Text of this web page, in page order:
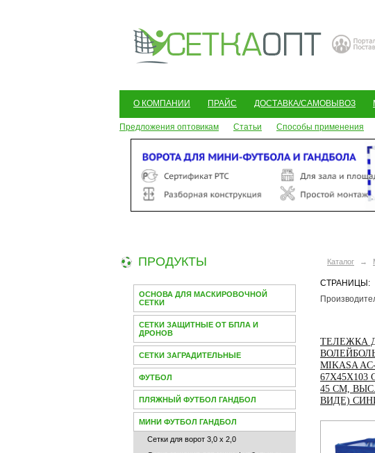
О КОМПАНИИ ПРАЙС ДОСТАВКА/САМОВЫВОЗ
Предложения оптовикам Статьи Способы применения
ПРОДУКТЫ
ОСНОВА ДЛЯ МАСКИРОВОЧНОЙ
СЕТКИ
СЕТКИ ЗАЩИТНЫЕ ОТ БПЛА И
ДРОНОВ
СЕТКИ ЗАГРАДИТЕЛЬНЫЕ
ФУТБОЛ
ПЛЯЖНЫЙ ФУТБОЛ ГАНДБОЛ
МИНИ ФУТБОЛ ГАНДБОЛ
Сетки для ворот 3,0 х 2,0
Каталог →
СТРАНИЦЫ:
ТЕЛЕЖКА
MIKASA
45 СМ,
ВИДЕ)